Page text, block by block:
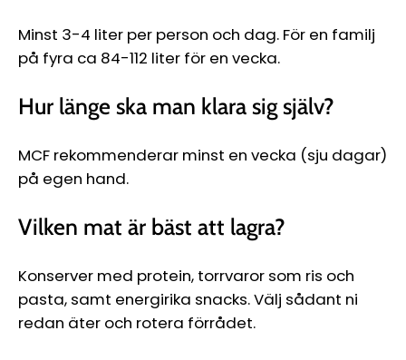
Minst 3-4 liter per person och dag. För en familj
på fyra ca 84-112 liter för en vecka.
Hur länge ska man klara sig själv?
MCF rekommenderar minst en vecka (sju dagar)
på egen hand.
Vilken mat är bäst att lagra?
Konserver med protein, torrvaror som ris och
pasta, samt energirika snacks. Välj sådant ni
redan äter och rotera förrådet.